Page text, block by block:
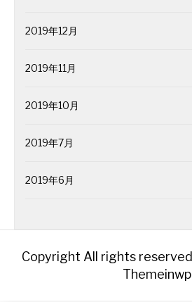
2019年12月
2019年11月
2019年10月
2019年7月
2019年6月
Copyright All rights reserved
Themeinwp